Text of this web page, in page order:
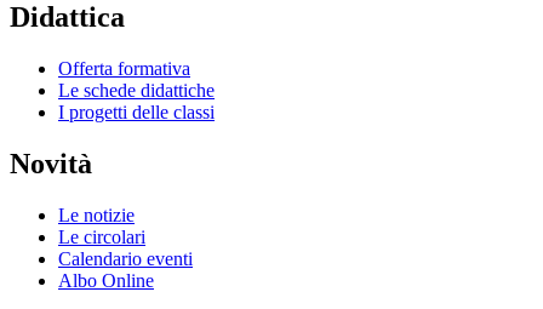
Didattica
Offerta formativa
Le schede didattiche
I progetti delle classi
Novità
Le notizie
Le circolari
Calendario eventi
Albo Online